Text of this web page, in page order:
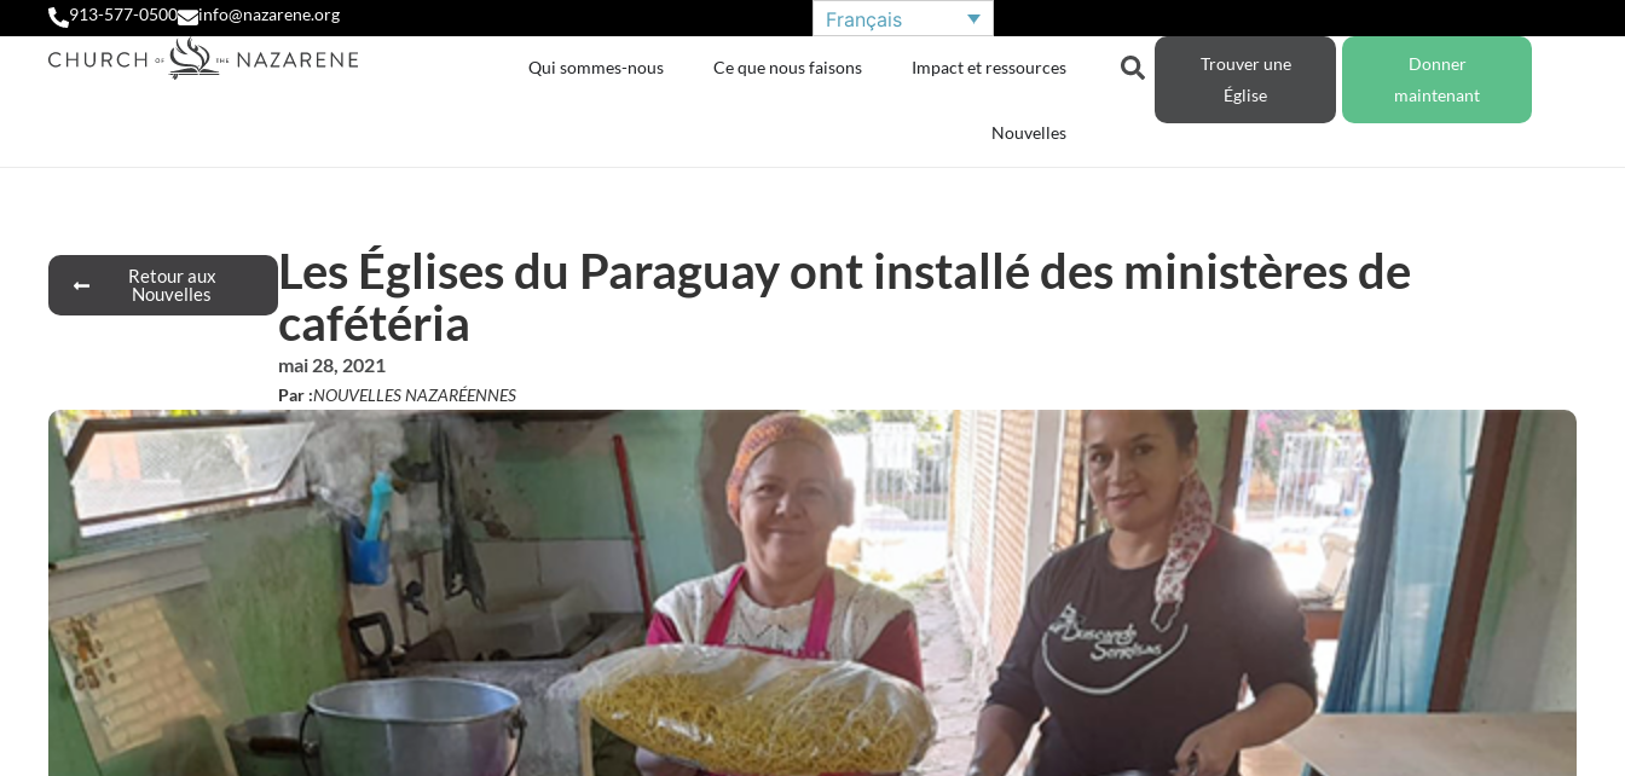
913-577-0500 info@nazarene.org Français
Qui sommes-nous Ce que nous faisons Impact et ressources
Nouvelles
Trouver une
Église
Donner
maintenant
Retour aux
Nouvelles
Les Églises du Paraguay ont installé des ministères de
cafétéria
mai 28, 2021
Par :NOUVELLES NAZARÉENNES